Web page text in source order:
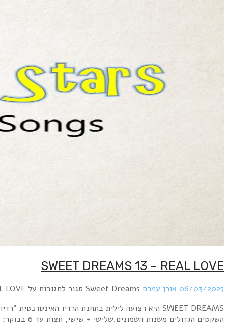
SWEET DREAMS היא רצועה לילית בתחנת הרדיו האינטרנטית "רדיו פלוס" www.radioplus.co.ilראשון + רביעי, חצות עד 6 בבוקר: השירים השקטים הגדולים משנות השבעים.שני+חמישי, חצות עד 6 בבוקר: השירים